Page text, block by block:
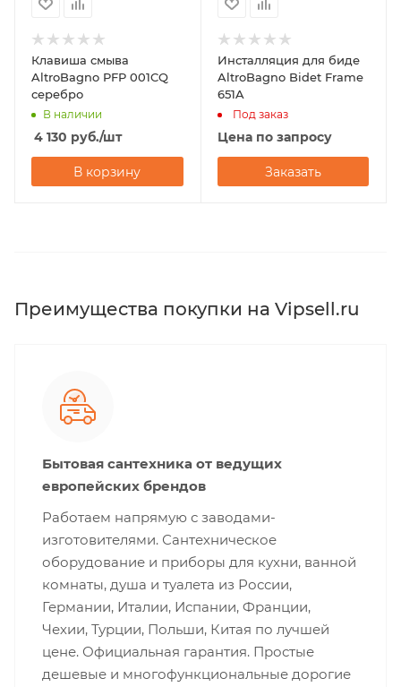
Клавиша смыва
AltroBagno PFP 001CQ
серебро
В наличии
4 130 руб./шт
В корзину
Инсталляция для биде
AltroBagno Bidet Frame
651A
Под заказ
Цена по запросу
Заказать
Преимущества покупки на Vipsell.ru
Бытовая сантехника от ведущих
европейских брендов
Работаем напрямую с заводами-
изготовителями. Сантехническое
оборудование и приборы для кухни, ванной
комнаты, душа и туалета из России,
Германии, Италии, Испании, Франции,
Чехии, Турции, Польши, Китая по лучшей
цене. Официальная гарантия. Простые
дешевые и многофункциональные дорогие